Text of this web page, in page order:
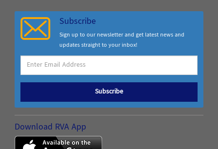
Subscribe
Sign up to our newsletter and get latest news and
updates straight to your inbox!
Subscribe
Download RVA App